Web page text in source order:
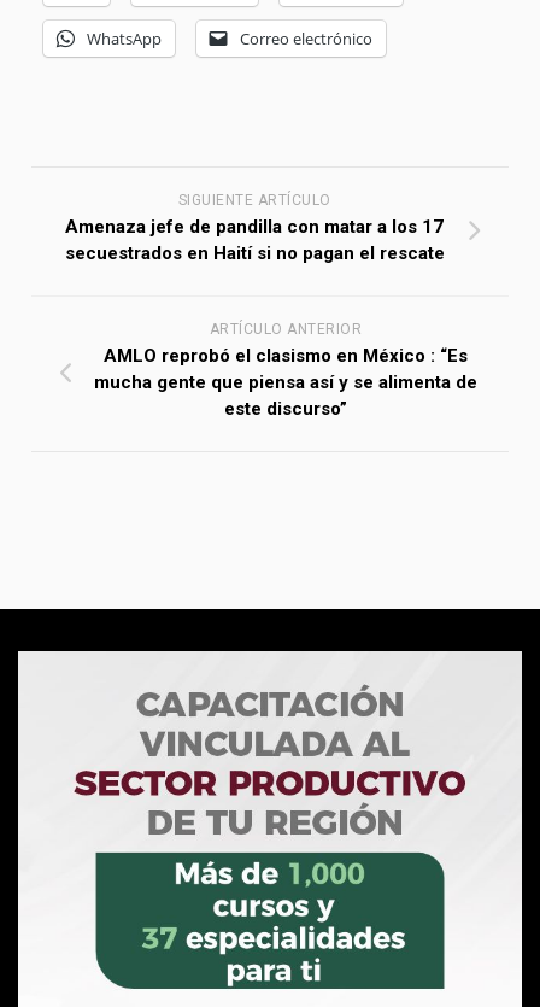
WhatsApp Correo electrónico
SIGUIENTE ARTÍCULO
Amenaza jefe de pandilla con matar a los 17
secuestrados en Haití si no pagan el rescate
ARTÍCULO ANTERIOR
AMLO reprobó el clasismo en México : “Es
mucha gente que piensa así y se alimenta de
este discurso”